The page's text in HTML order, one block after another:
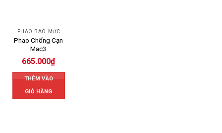
PHAO BÁO MỨC
Phao Chống Cạn
Mac3
665.000₫
THÊM VÀO
GIỎ HÀNG